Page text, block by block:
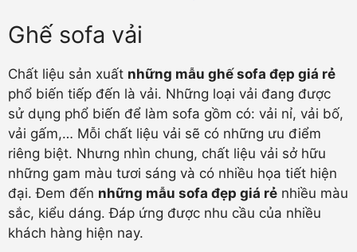
Ghế sofa vải
Chất liệu sản xuất những mẫu ghế sofa đẹp giá rẻ
phổ biến tiếp đến là vải. Những loại vải đang được
sử dụng phổ biến để làm sofa gồm có: vải nỉ, vải bố,
vải gấm,… Mỗi chất liệu vải sẽ có những ưu điểm
riêng biệt. Nhưng nhìn chung, chất liệu vải sở hữu
những gam màu tươi sáng và có nhiều họa tiết hiện
đại. Đem đến những mẫu sofa đẹp giá rẻ nhiều màu
sắc, kiểu dáng. Đáp ứng được nhu cầu của nhiều
khách hàng hiện nay.